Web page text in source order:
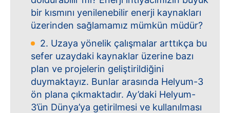
bir kısmını yenilenebilir enerji kaynakları
üzerinden sağlamamız mümkün müdür?
2. Uzaya yönelik çalışmalar arttıkça bu
sefer uzaydaki kaynaklar üzerine bazı
plan ve projelerin geliştirildiğini
duymaktayız. Bunlar arasında Helyum-3
ön plana çıkmaktadır. Ay’daki Helyum-
3’ün Dünya’ya getirilmesi ve kullanılması